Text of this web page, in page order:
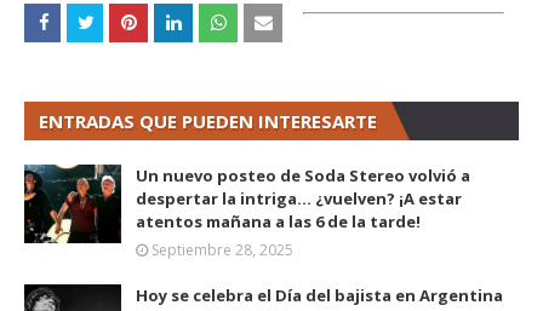
ENTRADAS QUE PUEDEN INTERESARTE
Un nuevo posteo de Soda Stereo volvió a
despertar la intriga... ¿vuelven? ¡A estar
atentos mañana a las 6 de la tarde!
Septiembre 28, 2025
Hoy se celebra el Día del bajista en Argentina